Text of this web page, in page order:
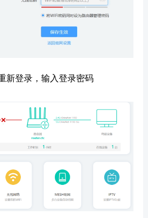
新登录，输入登录密码